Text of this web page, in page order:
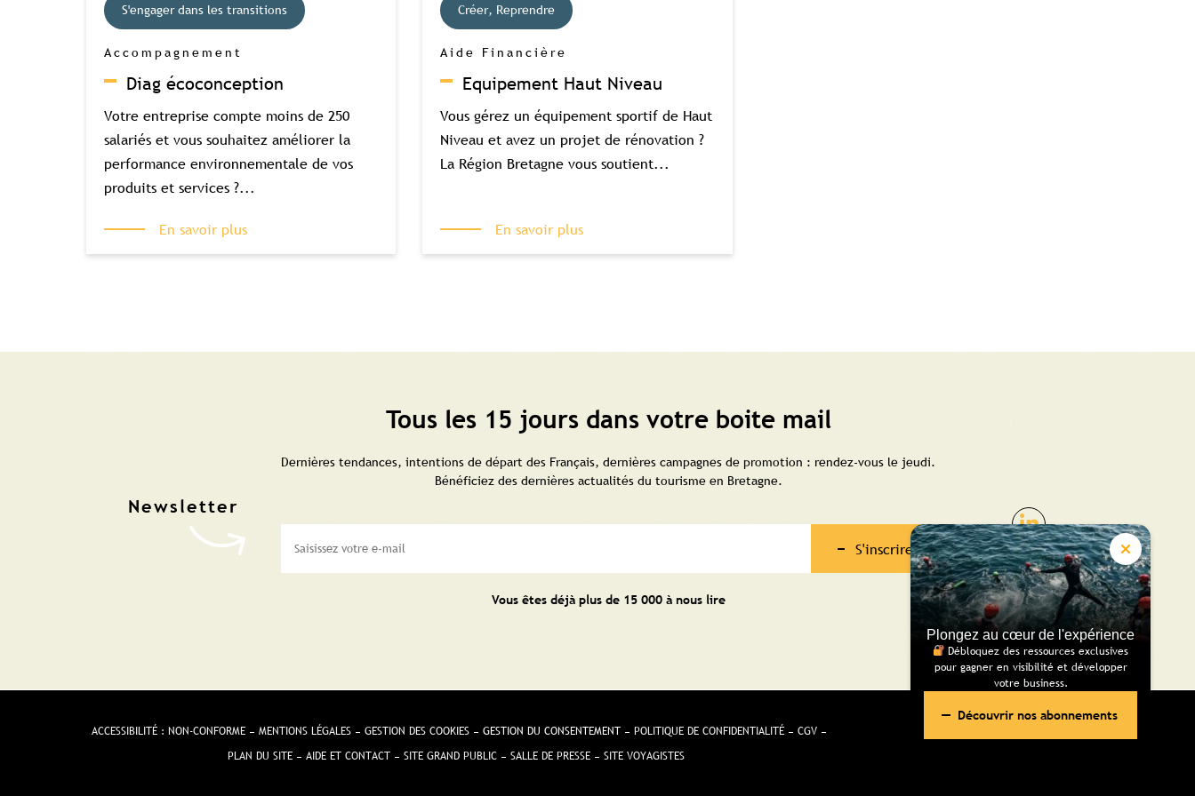
S'engager dans les transitions
Accompagnement
Diag écoconception
Votre entreprise compte moins de 250
salariés et vous souhaitez améliorer la
performance environnementale de vos
produits et services ?...
En savoir plus
Créer, Reprendre
Aide Financière
Equipement Haut Niveau
Vous gérez un équipement sportif de Haut
Niveau et avez un projet de rénovation ?
La Région Bretagne vous soutient...
En savoir plus
Plongez au cœur de l'expérience
Débloquez des ressources exclusives
pour gagner en visibilité et développer
votre business.
Découvrir nos abonnements
Tous les 15 jours dans votre boite mail
Dernières tendances, intentions de départ des Français, dernières campagnes de promotion : rendez-vous le jeudi.
Bénéficiez des dernières actualités du tourisme en Bretagne.
S'inscrire
Vous êtes déjà plus de 15 000 à nous lire
ACCESSIBILITÉ : NON-CONFORME MENTIONS LÉGALES GESTION DES COOKIES GESTION DU CONSENTEMENT POLITIQUE DE CONFIDENTIALITÉ
CGV
PLAN DU SITE
AIDE ET CONTACT SITE GRAND PUBLIC SALLE DE PRESSE SITE VOYAGISTES
Réalisé pour vous avec passion | Voyelle